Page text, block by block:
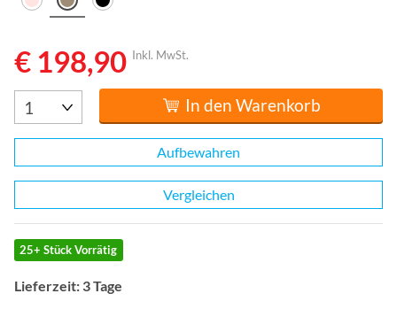
€ 198,90 Inkl. MwSt.
In den Warenkorb
Aufbewahren
Vergleichen
25+ Stück Vorrätig
Lieferzeit: 3 Tage